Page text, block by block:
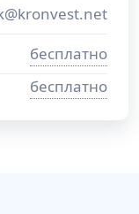
бесплатно
бесплатно